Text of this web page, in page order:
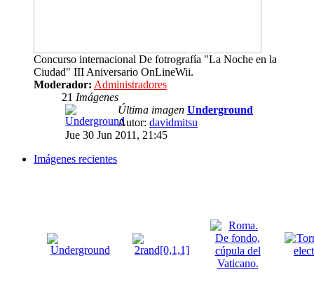
Concurso internacional De fotrografía "La Noche en la
Ciudad" III Aniversario OnLineWii.
Moderador: Administradores
21 Imágenes
Última imagen Underground
Autor: davidmitsu
Jue 30 Jun 2011, 21:45
Imágenes recientes